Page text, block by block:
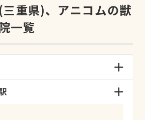
重県)、アニコムの獣
一覧